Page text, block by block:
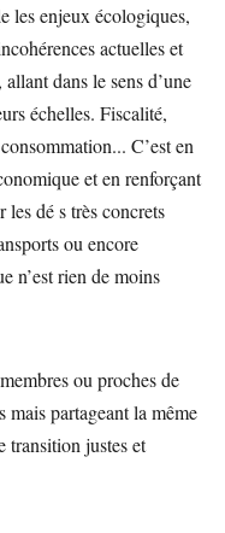
les enjeux écologiques,
actuelles et
dans le sens d’une
échelles. Fiscalité,
C’est en
et en renforçant
les dé s très concrets
ou encore
n’est rien de moins
ou proches de
mais partageant la même
transition justes et